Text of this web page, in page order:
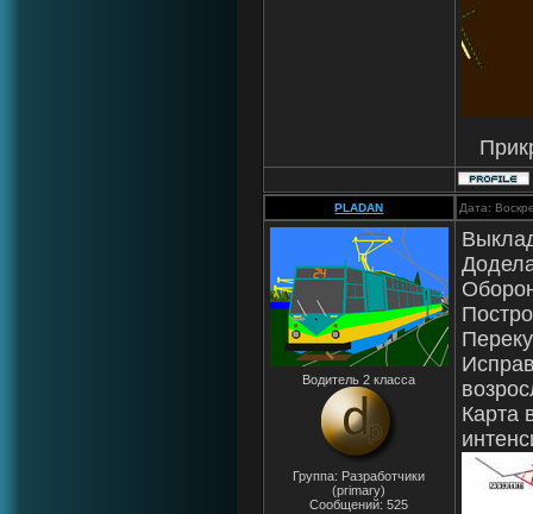
PLADAN Дата:
Водитель 2 класса
Группа: Разработчики
(primary)
Сообщений:525
Карта